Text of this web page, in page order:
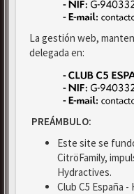
La gestión web,
delegada en:
PREÁMBULO:
Este site se
CitröFamily,
Hydractives.
Club C5 España